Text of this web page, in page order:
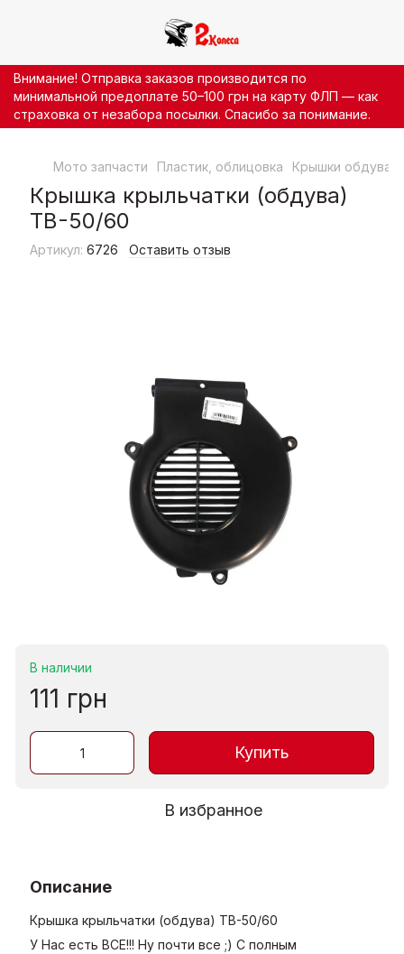
Внимание! Отправка заказов производится по
минимальной предоплате 50–100 грн на карту ФЛП — как
страховка от незабора посылки. Спасибо за понимание.
Мото запчасти Пластик, облицовка Крышки обдува
Крышка крыльчатки (обдува)
ТВ-50/60
Артикул: 6726 Оставить отзыв
В наличии
111 грн
Купить
В избранное
Описание
Крышка крыльчатки (обдува) ТВ-50/60
У Нас есть ВСЕ!!! Ну почти все ;) С полным